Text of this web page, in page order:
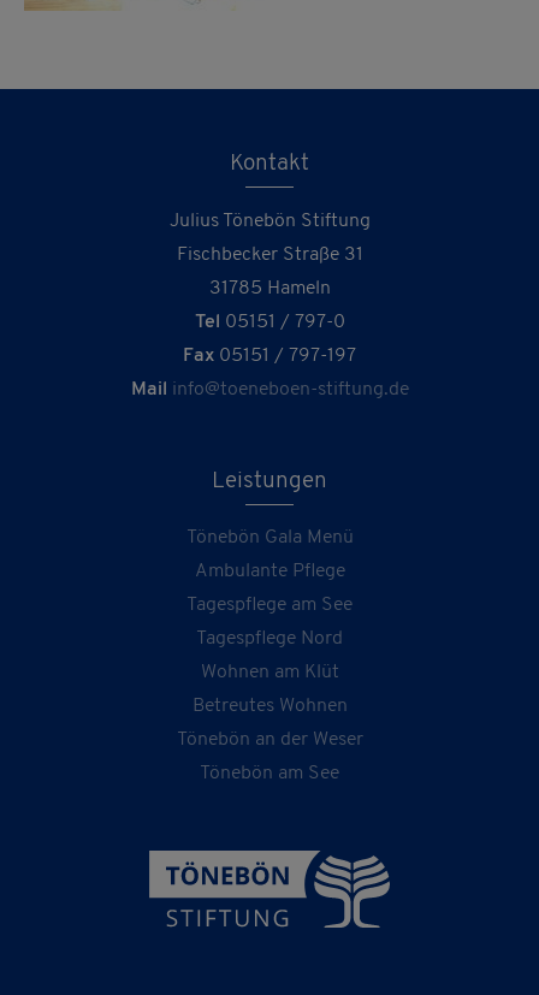
Kontakt
Julius Tönebön Stiftung
Fischbecker Straße 31
31785 Hameln
Tel
05151 / 797-0
Fax 05151 / 797-197
Mail
info@toeneboen-stiftung.de
Leistungen
Tönebön Gala Menü
Ambulante Pflege
Tagespflege am See
Tagespflege Nord
Wohnen am Klüt
Betreutes Wohnen
Tönebön an der Weser
Tönebön am See